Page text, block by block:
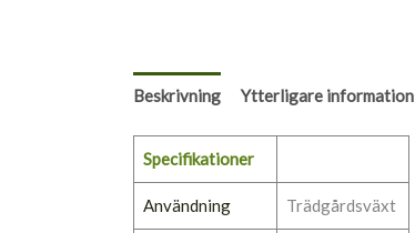
Beskrivning Ytterligare information
Specifikationer
Användning Trädgårdsväxt